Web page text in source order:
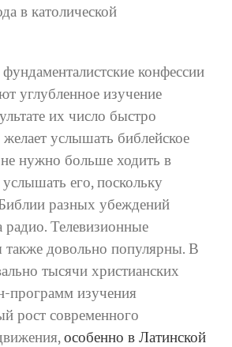
в католической
конфессии
углубленное изучение
их число быстро
желает услышать библейское
нужно больше ходить в
его, поскольку
разных убеждений
Телевизионные
также довольно популярны. В
тысячи христианских
программ изучения
рост современного
особенно в Латинской